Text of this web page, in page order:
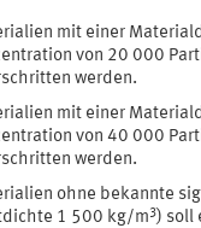
mit einer
von 20 000
werden.
mit einer
von 40 000
werden.
ohne bekannte
1 500 kg/m3) soll